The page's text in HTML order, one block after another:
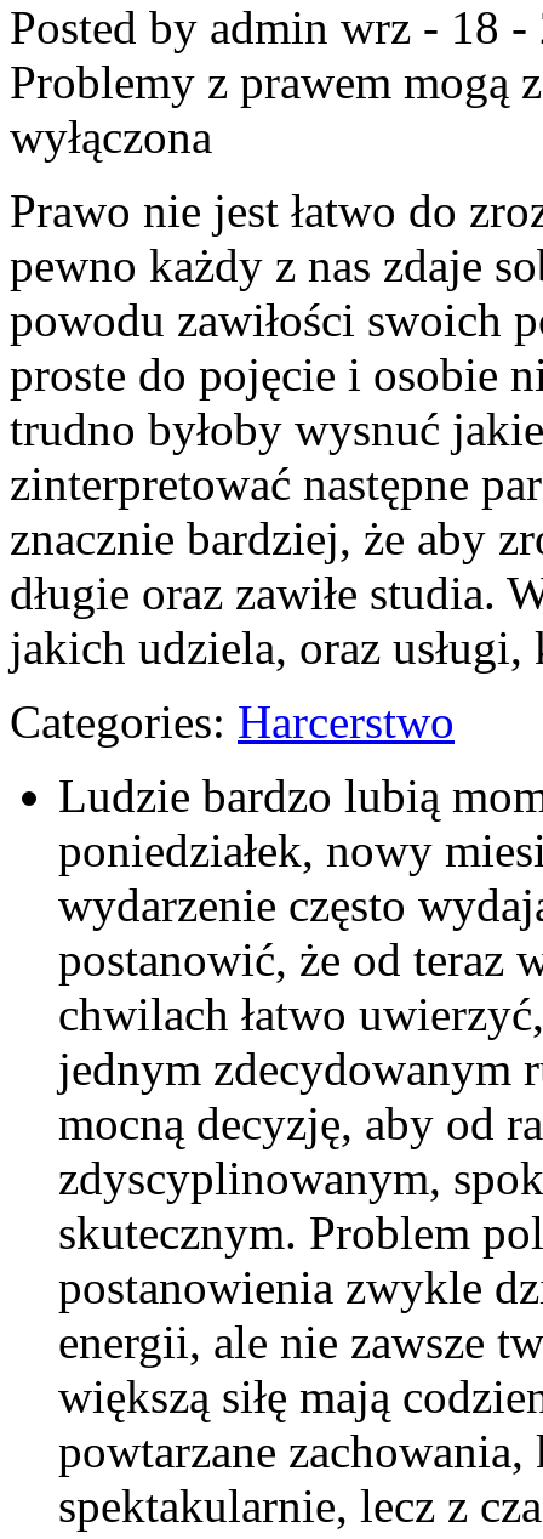
Posted by admin wrz - 18 -
Problemy z prawem mogą
wyłączona
Prawo nie jest łatwo do
pewno każdy z nas zdaje
powodu zawiłości swoich
proste do pojęcie i osobie
trudno byłoby wysnuć
zinterpretować następne
znacznie bardziej, że aby
długie oraz zawiłe studia.
jakich udziela, oraz
Categories: Harcerstwo
Ludzie bardzo lubią
poniedziałek, nowy
wydarzenie często
postanowić, że od teraz
chwilach łatwo
jednym zdecydowanym
mocną decyzję, aby od
zdyscyplinowanym,
skutecznym. Problem
postanowienia zwykle
energii, ale nie zawsze
większą siłę mają
powtarzane
spektakularnie, lecz z